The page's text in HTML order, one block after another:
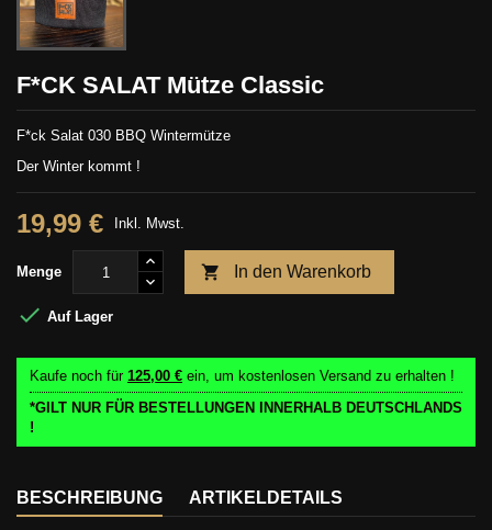
F*CK SALAT Mütze Classic
F*ck Salat 030 BBQ Wintermütze
Der Winter kommt !
19,99 € Inkl. Mwst.
Menge  In den Warenkorb
 Auf Lager
Kaufe noch für 125,00 € ein, um kostenlosen Versand zu erhalten !
*GILT NUR FÜR BESTELLUNGEN INNERHALB DEUTSCHLANDS
!
BESCHREIBUNG ARTIKELDETAILS